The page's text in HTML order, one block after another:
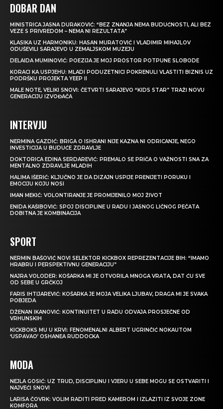
DOBAR DAN
MINISTRICA JASNA DURAKOVIĆ: “BEZ ZNANJA NEMA BUDUĆNOSTI, ALI BEZ
VEZE S PRIVREDOM – NEMA NI REZULTATA”
KLASIKA UZ HARMONIKU: HASAN MURATOVIĆ I VLADIMIR MIHAJLOV
ODUŠEVILI SARAJEVO U ZEMALJSKOM MUZEJU
DELAIDA MUMINOVIĆ: POEZIJA JE MOJ PROSTOR POTPUNE SLOBODE
KORACI KA USPJEHU: MLADI PODUZETNICI POKRENULI VLASTITI BIZNIS UZ
PODRŠKU PROJEKTA YEEP II
MALE NOTE, VELIKI SNOVI: ČETVRTI SARAJEVO “KIDS STAR” TRAŽI NOVU
GENERACIJU IZVOĐAČA
INTERVJU
NERMINA GAZDIĆ: BRIGA O ISHRANI NIJE KAZNA NI ODRICANJE, NEGO
INVESTICIJA U BUDUĆE ZDRAVLJE
DOKTORICA EDINA SERDAREVIĆ: PREMALO SE PRIČA O VAŽNOSTI SNA ZA
MENTALNO ZDRAVLJE MLADIH
HALIMA IŠERIĆ: KLJUČNO JE DA DIZAJN USPIJE PRENIJETI PORUKU I
EMOCIJU KOJU NOSI
IMAN MEKIĆ: VOLONTIRANJE JE PROMIJENILO MOJ ŽIVOT
ENIDA KAŠIBOVIĆ: SPOJ DISCIPLINE U RADU I JASNOG LIČNOG PEČATA
DOBITNA JE KOMBINACIJA
SPORT
NERMIN BAŠOVIĆ NOVI SELEKTOR KICKBOX REPREZENTACIJE BIH: “IMAMO
HRABRU I PERSPEKTIVNU GENERACIJU”
NAJRA VOLODER: KOŠARKA MI JE OTVORILA MNOGA VRATA, DAT ĆU SVE
OD SEBE U GRČKOJ
FARIS IHTIJAREVIĆ: KOŠARKA JE MOJA VELIKA LJUBAV, DRAGA MI JE SVAKA
POBJEDA
DŽENAN IKANOVIĆ: KONTINUITET U RADU ODVAJA PROSJEČNE OD
VRHUNSKIH
KICKBOKS MU U KRVI: FENOMENALNI ALBERT UGRINČIĆ NOKAUTOM
‘USPAVAO’ OSHANEA RUDDOCKA
MODA
NEJLA GOSIĆ: UZ TRUD, DISCIPLINU I VJERU U SEBE MOGU SE OSTVARITI I
NAJVEĆI SNOVI
LARISA ČOVRK: VOLIM RADITI PRED KAMEROM I IZLAZITI IZ SVOJE ZONE
KOMFORA